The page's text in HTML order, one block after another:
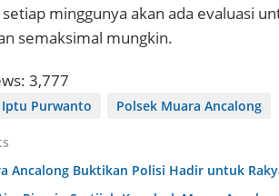
minggunya akan ada evaluasi
semaksimal mungkin.
3,777
Iptu Purwanto Polsek Muara Ancalong
Ancalong Buktikan Polisi Hadir untuk